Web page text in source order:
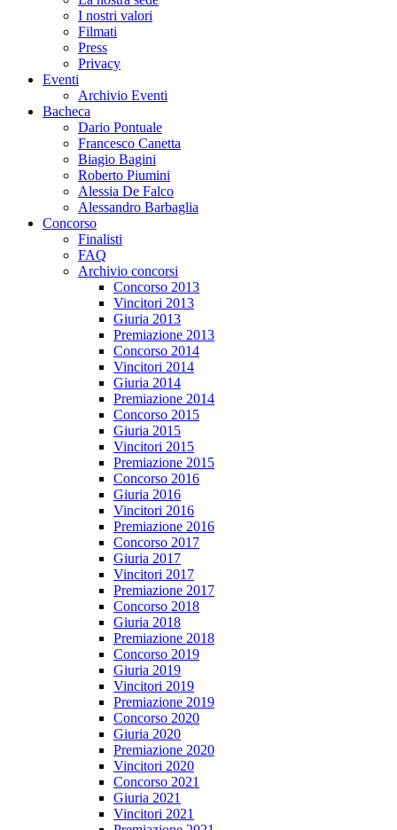
I nostri valori
Filmati
Press
Privacy
Eventi
Archivio Eventi
Bacheca
Dario Pontuale
Francesco Canetta
Biagio Bagini
Roberto Piumini
Alessia De Falco
Alessandro Barbaglia
Concorso
Finalisti
FAQ
Archivio concorsi
Concorso 2013
Vincitori 2013
Giuria 2013
Premiazione 2013
Concorso 2014
Vincitori 2014
Giuria 2014
Premiazione 2014
Concorso 2015
Giuria 2015
Vincitori 2015
Premiazione 2015
Concorso 2016
Giuria 2016
Vincitori 2016
Premiazione 2016
Concorso 2017
Giuria 2017
Vincitori 2017
Premiazione 2017
Concorso 2018
Giuria 2018
Premiazione 2018
Concorso 2019
Giuria 2019
Vincitori 2019
Premiazione 2019
Concorso 2020
Giuria 2020
Premiazione 2020
Vincitori 2020
Concorso 2021
Giuria 2021
Vincitori 2021